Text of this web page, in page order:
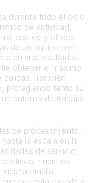
durante todo el ciclo
de actividad,
los costos y ofrece
de un equipo bien
en sus resultados.
obtener el máximo
También
protegiendo tanto su
entorno de trabajo
de procesamiento,
la escala en la
de servicio,
nuestros
amplia